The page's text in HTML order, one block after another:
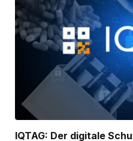
IQTAG: Der digitale